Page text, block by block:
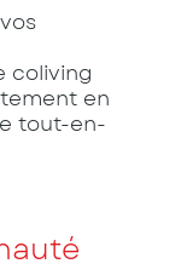
coliving
en
tout-en-